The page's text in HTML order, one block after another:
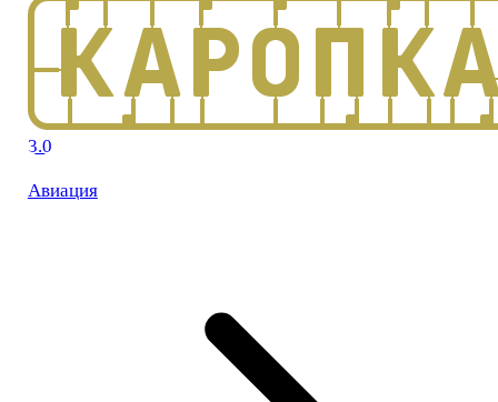
3.0
Авиация